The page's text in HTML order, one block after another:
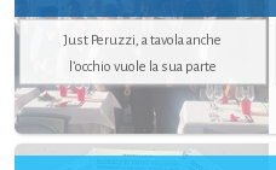
Just Peruzzi, a tavola anche
l’occhio vuole la sua parte